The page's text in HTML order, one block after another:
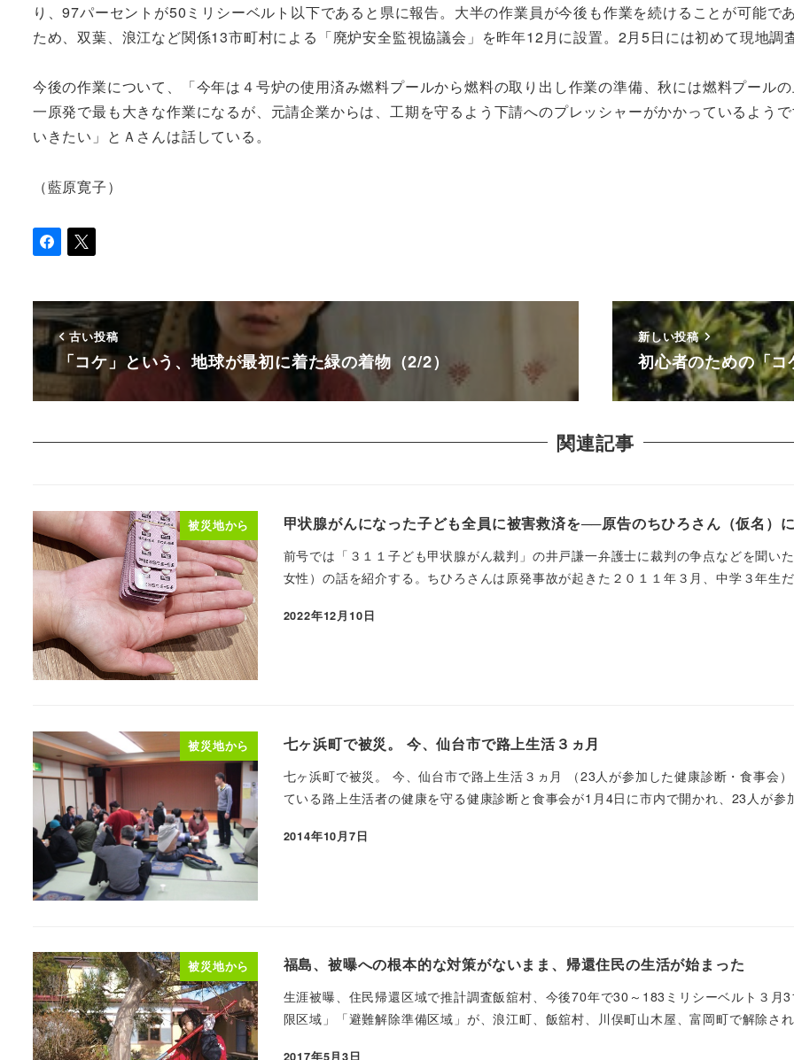
り、97パーセントが50ミリシーベルト以下であると県に報告。大半の作業員が今後も作業を続けることが可能
ため、双葉、浪江など関係13市町村による「廃炉安全監視協議会」を昨年12月に設置。2月5日には初めて現地調
今後の作業について、「今年は４号炉の使用済み燃料プールから燃料の取り出し作業の準備、秋には燃料プール
一原発で最も大きな作業になるが、元請企業からは、工期を守るよう下請へのプレッシャーがかかっているよう
いきたい」とＡさんは話している。
（藍原寛子）
古い投稿
「コケ」という、地球が最初に着た緑の着物（2/2）
新しい投稿
初心者のための「
関連記事
被災地から 甲状腺がんになった子ども全員に被害救済を──原告のちひろさん（仮名）
前号では「３１１子ども甲状腺がん裁判」の井戸謙一弁護士に裁判の争点などを聞
女性）の話を紹介する。ちひろさんは原発事故が起きた２０１１年３月、中学３年生
2022年12月10日
被災地から 七ヶ浜町で被災。 今、仙台市で路上生活３ヵ月
七ヶ浜町で被災。 今、仙台市で路上生活３ヵ月 （23人が参加した健康診断・食事
ている路上生活者の健康を守る健康診断と食事会が1月4日に市内で開かれ、23人が
2014年10月7日
被災地から 福島、被曝への根本的な対策がないまま、帰還住民の生活が始まった
生涯被曝、住民帰還区域で推計調査飯舘村、今後70年で30～183ミリシーベルト３
限区域」「避難解除準備区域」が、浪江町、飯舘村、川俣町山木屋、富岡町で解除さ
2017年5月3日